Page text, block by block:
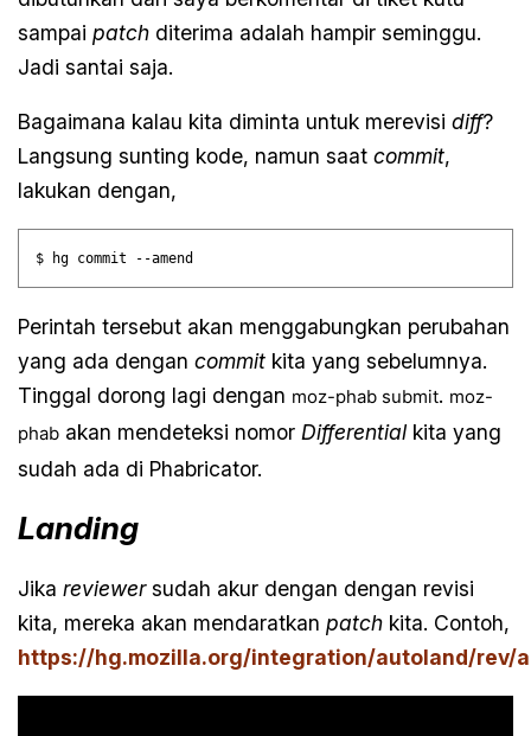
sampaipatch diterima adalah hampir seminggu.
Jadi santai saja.
Bagaimana kalau kita diminta untuk merevisidiff?
Langsung sunting kode, namun saatcommit,
lakukan dengan,
Perintah tersebut akan menggabungkan perubahan
yang ada dengancommit kita yang sebelumnya.
Tinggal dorong lagi dengan moz-phab submit. moz-
phab akan mendeteksi nomor Differential kita yang
sudah ada di Phabricator.
Landing
Jikareviewersudah akur dengan dengan revisi
kita, mereka akan mendaratkanpatch kita. Contoh,
https://hg.mozilla.org/integration/autoland/rev/